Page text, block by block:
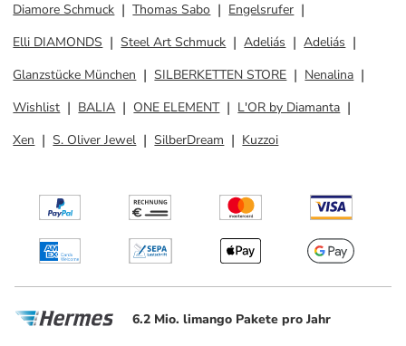
Diamore Schmuck
Thomas Sabo
Engelsrufer
Elli DIAMONDS
Steel Art Schmuck Adeliás
Adeliás
Glanzstücke München
SILBERKETTEN STORE
Nenalina
Wishlist
BALIA ONE ELEMENT
L'OR by Diamanta
Xen
S. Oliver Jewel SilberDream Kuzzoi
6.2 Mio. limango Pakete pro Jahr